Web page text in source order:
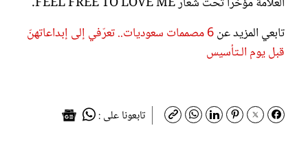
تابعي المزيد عن
6 مصممات سعوديات.. تعرّفي إلى إبداعاتهنّ
قبل يوم الـتأسيس
تابعونا على :